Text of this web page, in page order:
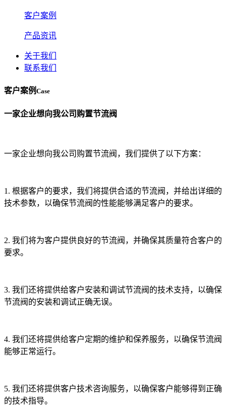
客户案例
产品资讯
关于我们
联系我们
客户案例 Case
一家企业想向我公司购置节流阀
一家企业想向我公司购置节流阀，我们提供了以下方案：
1. 根据客户的要求，我们将提供合适的节流阀，并给出详细的
技术参数，以确保节流阀的性能能够满足客户的要求。
2. 我们将为客户提供良好的节流阀，并确保其质量符合客户的
要求。
3. 我们还将提供给客户安装和调试节流阀的技术支持，以确保
节流阀的安装和调试正确无误。
4. 我们还将提供给客户定期的维护和保养服务，以确保节流阀
能够正常运行。
5. 我们还将提供客户技术咨询服务，以确保客户能够得到正确
的技术指导。